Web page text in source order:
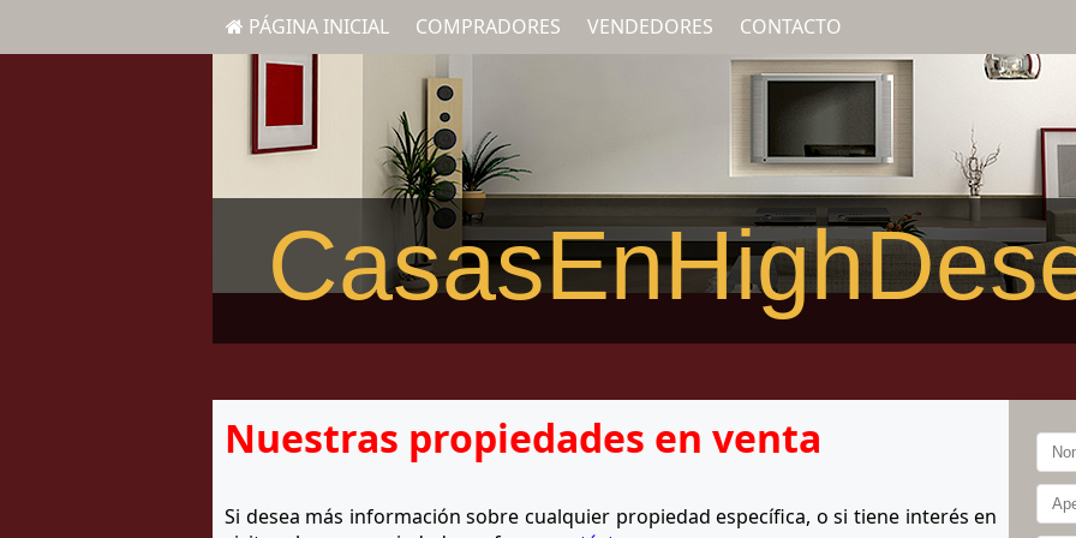
PÁGINA INICIAL COMPRADORES VENDEDORES CONTACTO
Nuestras propiedades en venta
Si desea más información sobre cualquier propiedad específica, o si tiene interés en